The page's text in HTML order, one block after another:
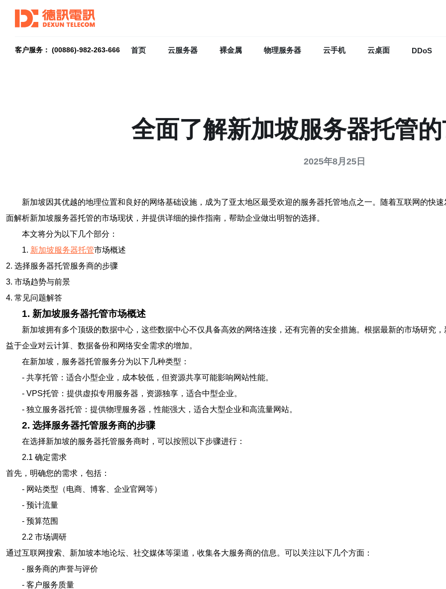
客户服务： (00886)-982-263-666 首页 云服务器 裸金属 物理服务器 云手机 云桌面 DDoS
全面了解新加坡服务器托管
2025年8月25日
新加坡因其优越的地理位置和良好的网络基础设施，成为了亚太地区最受欢迎的服务器托管地点之一。随着互联网的快
面解析新加坡服务器托管的市场现状，并提供详细的操作指南，帮助企业做出明智的选择。
本文将分为以下几个部分：
1. 新加坡服务器托管市场概述
2. 选择服务器托管服务商的步骤
3. 市场趋势与前景
4. 常见问题解答
1. 新加坡服务器托管市场概述
新加坡拥有多个顶级的数据中心，这些数据中心不仅具备高效的网络连接，还有完善的安全措施。根据最新的市场研究
益于企业对云计算、数据备份和网络安全需求的增加。
在新加坡，服务器托管服务分为以下几种类型：
- 共享托管：适合小型企业，成本较低，但资源共享可能影响网站性能。
- VPS托管：提供虚拟专用服务器，资源独享，适合中型企业。
- 独立服务器托管：提供物理服务器，性能强大，适合大型企业和高流量网站。
2. 选择服务器托管服务商的步骤
在选择新加坡的服务器托管服务商时，可以按照以下步骤进行：
2.1 确定需求
首先，明确您的需求，包括：
- 网站类型（电商、博客、企业官网等）
- 预计流量
- 预算范围
2.2 市场调研
通过互联网搜索、新加坡本地论坛、社交媒体等渠道，收集各大服务商的信息。可以关注以下几个方面：
- 服务商的声誉与评价
- 客户服务质量